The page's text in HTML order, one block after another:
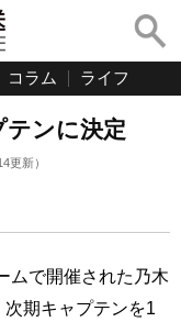
コラム ライフ
テンに決定
更新）
ムで開催された乃木
期キャプテンを1